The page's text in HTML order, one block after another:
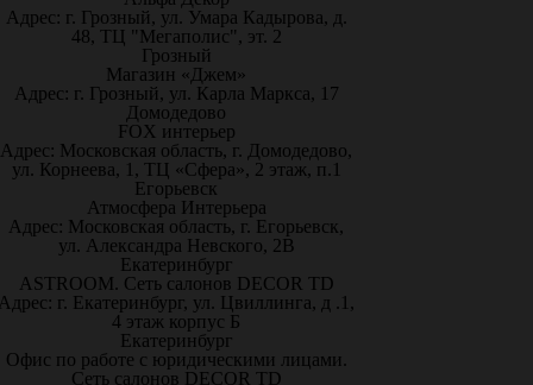
Адрес: г. Грозный, ул. Умара Кадырова, д.
48, ТЦ "Мегаполис", эт. 2
Грозный
Магазин «Джем»
Адрес: г. Грозный, ул. Карла Маркса, 17
Домодедово
FOX интерьер
Адрес: Московская область, г. Домодедово,
ул. Корнеева, 1, ТЦ «Сфера», 2 этаж, п.1
Егорьевск
Атмосфера Интерьера
Адрес: Московская область, г. Егорьевск,
ул. Александра Невского, 2В
Екатеринбург
ASTROOM. Сеть салонов DECOR TD
г. Екатеринбург, ул. Цвиллинга, д .1,
4 этаж корпус Б
Екатеринбург
Офис по работе с юридическими лицами.
Сеть салонов DECOR TD